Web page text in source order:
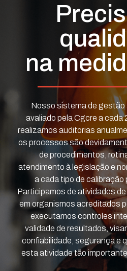
na
Nosso sistema de gestão
avaliado pela Cgcre a cada
realizamos auditorias
os processos são
de procedimentos,
atendimento à legislação e
a cada tipo de calibração
Participamos de atividades
em organismos acreditados
executamos controles
validade de resultados,
confiabilidade, segurança e
esta atividade tão